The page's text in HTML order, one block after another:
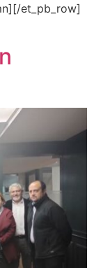
et_pb_row]